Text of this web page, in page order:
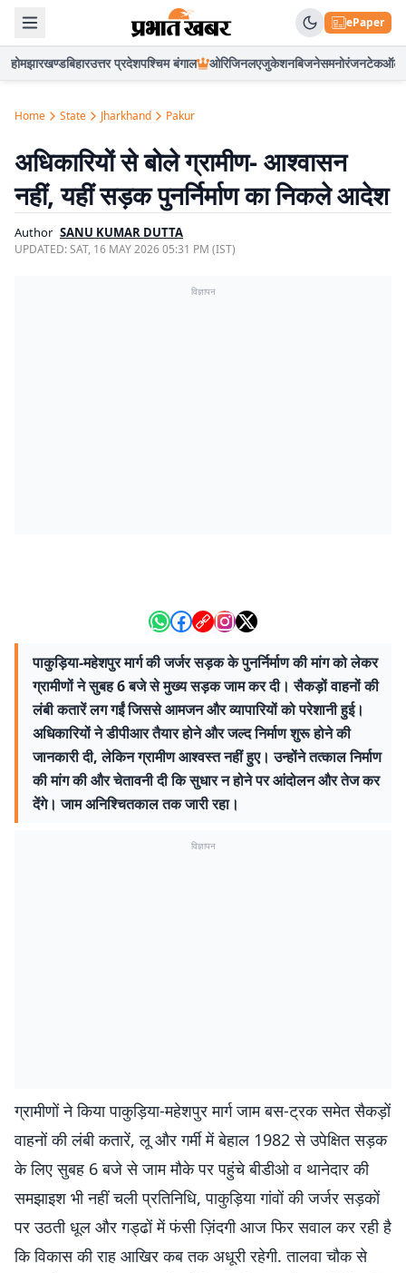
ePaper
होमझारखण्डबिहारउत्तर प्रदेशपश्चिम बंगाल ओरिजिनलएजुकेशनबिजनेसमनोरंजनटेकऑटो
Home State Jharkhand Pakur
अधिकारियों से बोले ग्रामीण- आश्वासन
नहीं, यहीं सड़क पुनर्निर्माण का निकले आदेश
Author SANU KUMAR DUTTA
UPDATED:SAT, 16 MAY 2026 05:31 PM (IST)
विज्ञापन
पाकुड़िया-महेशपुर मार्ग की जर्जर सड़क के पुनर्निर्माण की मांग को लेकर
ग्रामीणों ने सुबह 6 बजे से मुख्य सड़क जाम कर दी। सैकड़ों वाहनों की
लंबी कतारें लग गईं जिससे आमजन और व्यापारियों को परेशानी हुई।
अधिकारियों ने डीपीआर तैयार होने और जल्द निर्माण शुरू होने की
जानकारी दी, लेकिन ग्रामीण आश्वस्त नहीं हुए। उन्होंने तत्काल निर्माण
की मांग की और चेतावनी दी कि सुधार न होने पर आंदोलन और तेज कर
देंगे। जाम अनिश्चितकाल तक जारी रहा।
विज्ञापन
ग्रामीणों ने किया पाकुड़िया-महेशपुर मार्ग जाम बस-ट्रक समेत सैकड़ों
वाहनों की लंबी कतारें, लू और गर्मी में बेहाल 1982 से उपेक्षित सड़क
के लिए सुबह 6 बजे से जाम मौके पर पहुंचे बीडीओ व थानेदार की
समझाइश भी नहीं चली प्रतिनिधि, पाकुड़िया गांवों की जर्जर सड़कों
पर उठती धूल और गड्ढों में फंसी ज़िंदगी आज फिर सवाल कर रही है
कि विकास की राह आखिर कब तक अधूरी रहेगी. तालवा चौक से